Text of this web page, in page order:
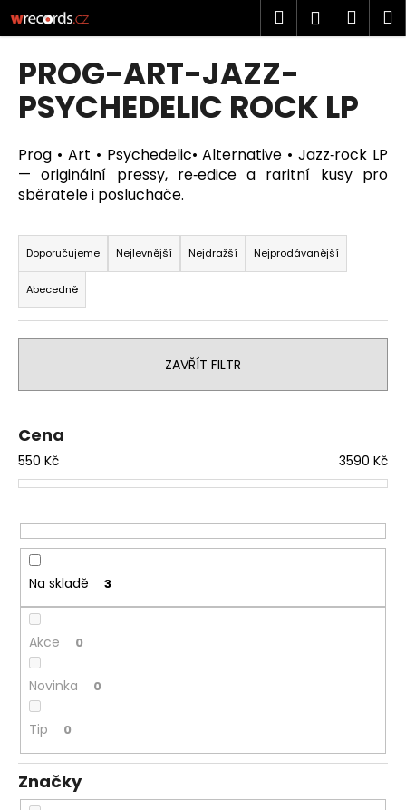
na
obsah
Hledat
PROG-ART-JAZZ-
PSYCHEDELIC ROCK LP
Prog • Art • Psychedelic• Alternative • Jazz‑rock LP
— originální pressy, re‑edice a raritní kusy pro
sběratele i posluchače.
Ř
a
z
e
n
r
d
u
k
ů
Doporučujeme Nejlevnější Nejdražší Nejprodávanější
Abecedně
ZAVŘÍT FILTR
Cena
550 Kč 3590 Kč
Na skladě 3
Akce 0
Novinka 0
Tip 0
Značky
K
o
C
o
p
o
t
e
b
u
j
e
e
a
j
í
?
D
o
o
r
u